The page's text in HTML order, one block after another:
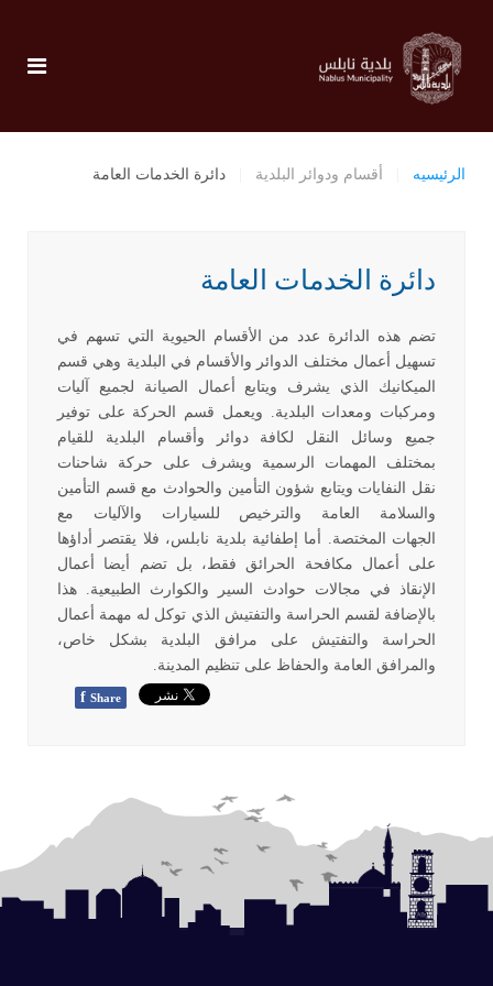
الرئيسيه أقسام ودوائر البلدية دائرة الخدمات العامة
دائرة الخدمات العامة
تضم هذه الدائرة عدد من الأقسام الحيوية التي تسهم في
تسهيل أعمال مختلف الدوائر والأقسام في البلدية وهي قسم
الميكانيك الذي يشرف ويتابع أعمال الصيانة لجميع آليات
ومركبات ومعدات البلدية. ويعمل قسم الحركة على توفير
جميع
وسائل النقل لكافة دوائر وأقسام البلدية للقيام
بمختلف المهمات الرسمية ويشرف على حركة شاحنات
نقل
النفايات ويتابع شؤون التأمين والحوادث مع قسم التأمين
والسلامة العامة والترخيص للسيارات والآليات مع
الجهات
المختصة. أما إطفائية بلدية نابلس، فلا يقتصر أداؤها
على أعمال مكافحة الحرائق
فقط، بل تضم أيضا أعمال
الإنقاذ في مجالات حوادث السير والكوارث الطبيعية. هذا
بالإضافة لقسم الحراسة والتفتيش الذي توكل له مهمة أعمال
الحراسة والتفتيش على مرافق البلدية بشكل خاص،
والمرافق العامة والحفاظ على تنظيم المدينة.
f Share